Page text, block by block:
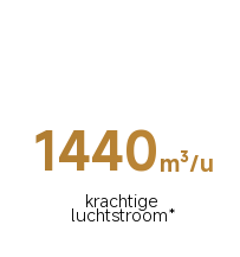
1440m³/u
krachtige
luchtstroom*